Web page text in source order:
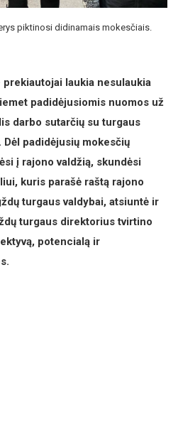
piktinosi didinamais mokesčiais.
laukia nesulaukia
padidėjusiomis nuomos už
darbo sutarčių su turgaus
padidėjusių mokesčių
į rajono valdžią, skundėsi
kuris parašė raštą rajono
turgaus valdybai, atsiuntė ir
turgaus direktorius tvirtino
potencialą ir